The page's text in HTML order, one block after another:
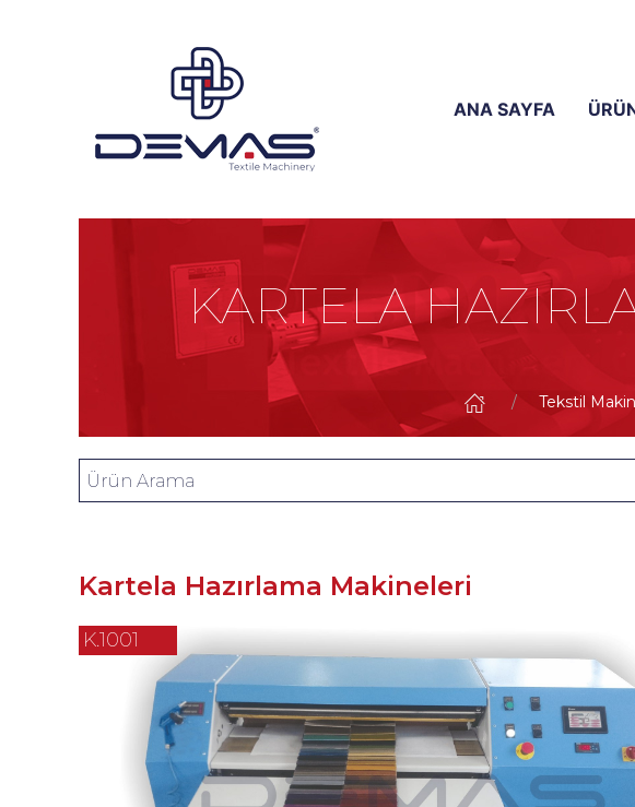
ANA SAYFA
KARTELA
Tekstil
Kartela Hazırlama Makineleri
K.1001